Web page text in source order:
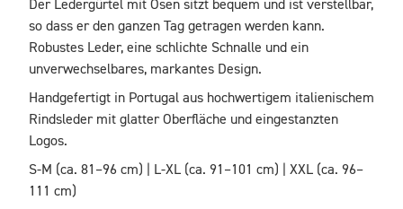
BESCHREIBUNG
Der Ledergürtel mit Ösen sitzt bequem und ist verstellbar,
so dass er den ganzen Tag getragen werden kann.
Robustes Leder, eine schlichte Schnalle und ein
unverwechselbares, markantes Design.
Handgefertigt in Portugal aus hochwertigem italienischem
Rindsleder mit glatter Oberfläche und eingestanzten
Logos.
S-M (ca. 81–96 cm) | L-XL (ca. 91–101 cm) | XXL (ca. 96–
111 cm)